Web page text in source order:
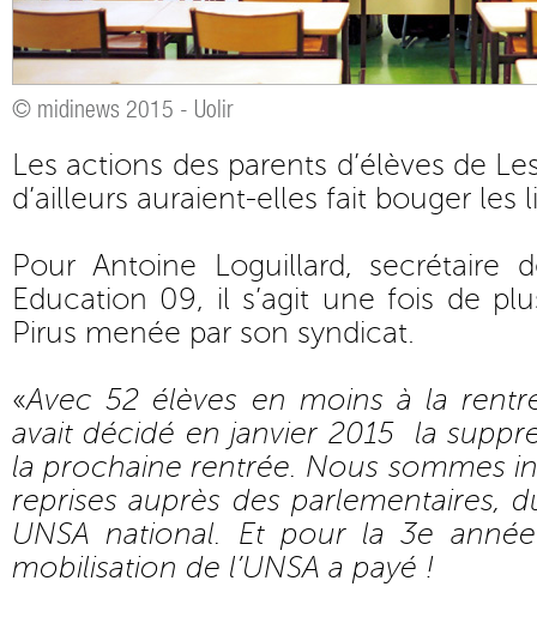
© midinews 2015 - Uolir
Les actions des parents d’élèves de
d’ailleurs auraient-elles fait bouger les
Pour Antoine Loguillard, secrétaire
Education 09, il s’agit une fois de
Pirus menée par son syndicat.
«Avec 52 élèves en moins à la
avait décidé en janvier 2015 la
la prochaine rentrée. Nous sommes
reprises auprès des parlementaires,
UNSA national. Et pour la 3e
mobilisation de l’UNSA a payé !